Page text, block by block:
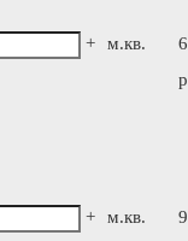
+ м.кв.
+ м.кв.